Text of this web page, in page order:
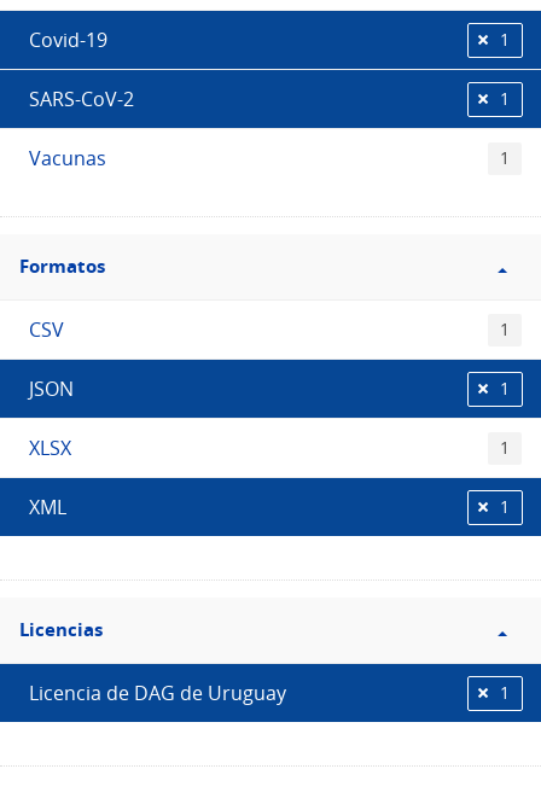
Covid-19 1
SARS-CoV-2 1
Vacunas 1
Filtro
Formatos
Formatos
CSV 1
JSON 1
XLSX 1
XML 1
Filtro
Licencias
Licencias
Licencia de DAG de Uruguay 1